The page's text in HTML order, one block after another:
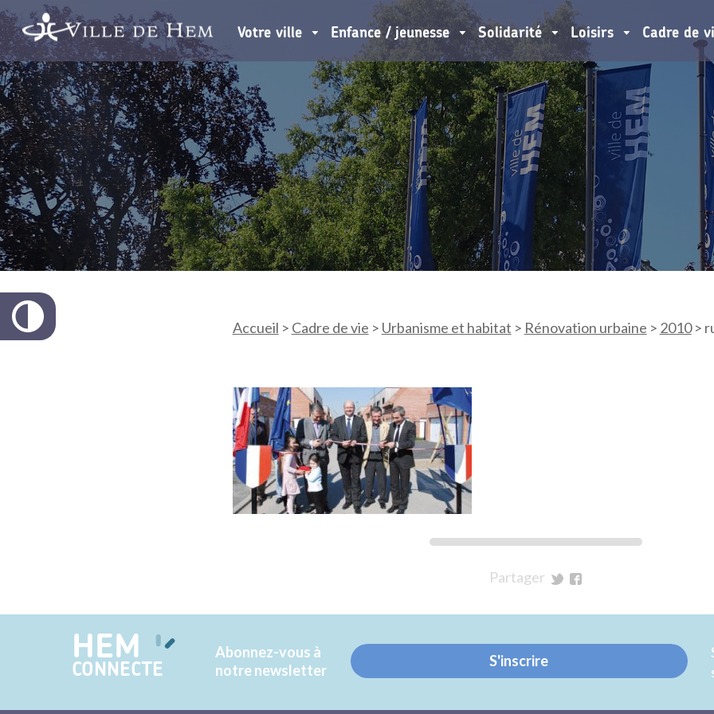
Votre ville Enfance / jeunesse Solidarité Loisirs Cadre de
Accueil > Cadre de vie > Urbanisme et habitat > Rénovation urbaine > 2010>
Partager
Twitter
Facebook
HEM
CONNECTE
Abonnez-vous à
notre newsletter
S'inscrire